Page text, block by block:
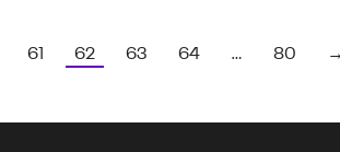
61 62 63 64 … 80